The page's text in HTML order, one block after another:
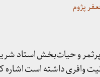
پژوم
پرثمر و حیات‌بخش استاد
وافری داشته است اشاره